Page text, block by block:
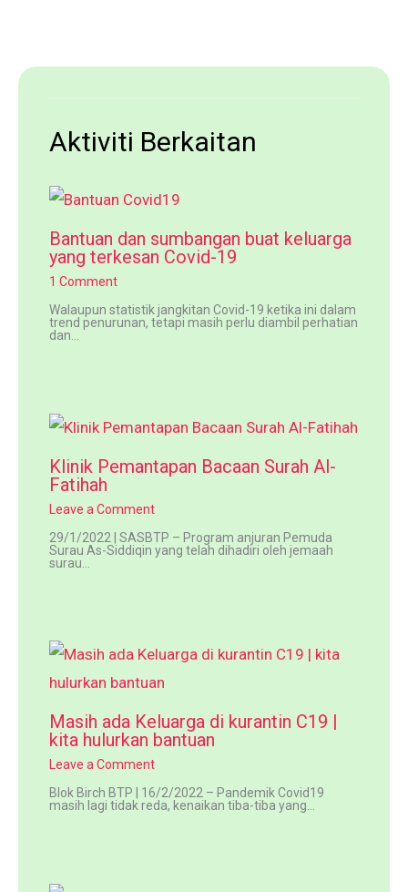
Aktiviti Berkaitan
Bantuan dan sumbangan buat keluarga
yang terkesan Covid-19
1 Comment
Walaupun statistik jangkitan Covid-19 ketika ini dalam
trend penurunan, tetapi masih perlu diambil perhatian
dan…
Klinik Pemantapan Bacaan Surah Al-
Fatihah
Leave a Comment
29/1/2022 | SASBTP – Program anjuran Pemuda
Surau As-Siddiqin yang telah dihadiri oleh jemaah
surau…
Masih ada Keluarga di kurantin C19 |
kita hulurkan bantuan
Leave a Comment
Blok Birch BTP | 16/2/2022 – Pandemik Covid19
masih lagi tidak reda, kenaikan tiba-tiba yang…